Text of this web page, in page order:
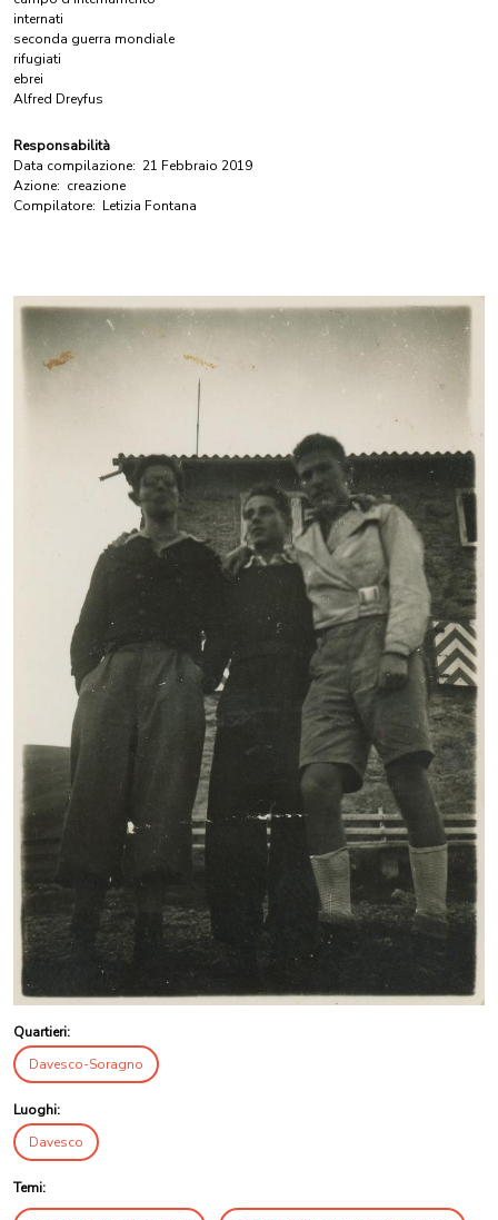
internati
seconda guerra mondiale
rifugiati
ebrei
Alfred Dreyfus
Responsabilità
Data compilazione: 21 Febbraio 2019
Azione: creazione
Compilatore: Letizia Fontana
Quartieri:
Davesco-Soragno
Luoghi:
Davesco
Temi: